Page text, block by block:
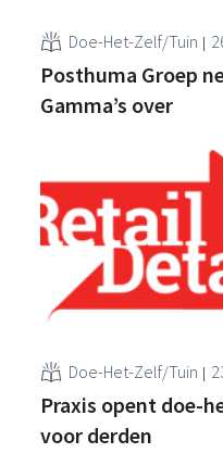
Doe-Het-Zelf/Tuin
Posthuma Groep
Gamma’s over
Doe-Het-Zelf/Tuin
Praxis opent doe-
voor derden